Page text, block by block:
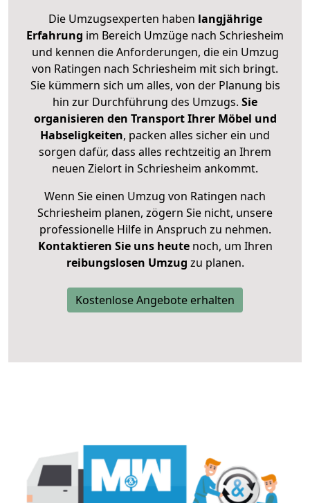
Die Umzugsexperten haben langjährige
Erfahrung im Bereich Umzüge nach Schriesheim
und kennen die Anforderungen, die ein Umzug
von Ratingen nach Schriesheim mit sich bringt.
Sie kümmern sich um alles, von der Planung bis
hin zur Durchführung des Umzugs. Sie
organisieren den Transport Ihrer Möbel und
Habseligkeiten, packen alles sicher ein und
sorgen dafür, dass alles rechtzeitig an Ihrem
neuen Zielort in Schriesheim ankommt.
Wenn Sie einen Umzug von Ratingen nach
Schriesheim planen, zögern Sie nicht, unsere
professionelle Hilfe in Anspruch zu nehmen.
Kontaktieren Sie uns heutenoch, um Ihren
reibungslosen Umzug zu planen.
Kostenlose Angebote erhalten